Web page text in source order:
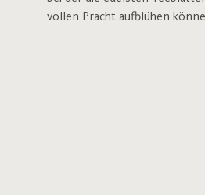
vollen Pracht aufblühen